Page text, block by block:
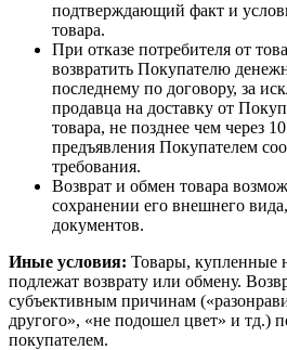
подтверждающий факт и
товара.
При отказе потребителя от
возвратить Покупателю
последнему по договору, за
продавца на доставку от
товара, не позднее чем через
предъявления Покупателем
требования.
Возврат и обмен товара
сохранении его внешнего
документов.
Иные условия: Товары, купленные
подлежат возврату или обмену.
субъективным причинам
другого», «не подошел цвет» и тд.)
покупателем.